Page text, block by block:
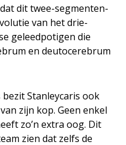
dit twee-segmenten-
van het drie-
geleedpotigen die
en deutocerebrum
Stanleycaris ook
zijn kop. Geen enkel
zo’n extra oog. Dit
zien dat zelfs de